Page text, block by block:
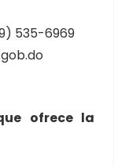
535-6969
ofrece la